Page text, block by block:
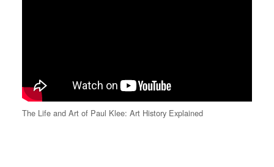
The Life and Art of Paul Klee: Art History Explained